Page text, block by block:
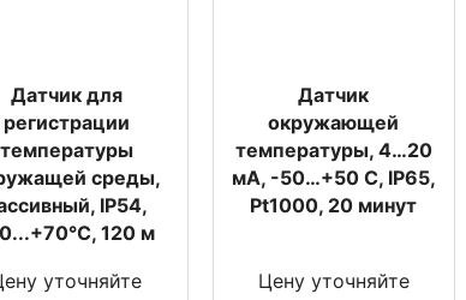
Датчик для
регистрации
температуры
среды,
IP54,
120 м
уточняйте
Датчик
окружающей
температуры, 4…20
мA, -50…+50 С, IP65,
Pt1000, 20 минут
Цену уточняйте